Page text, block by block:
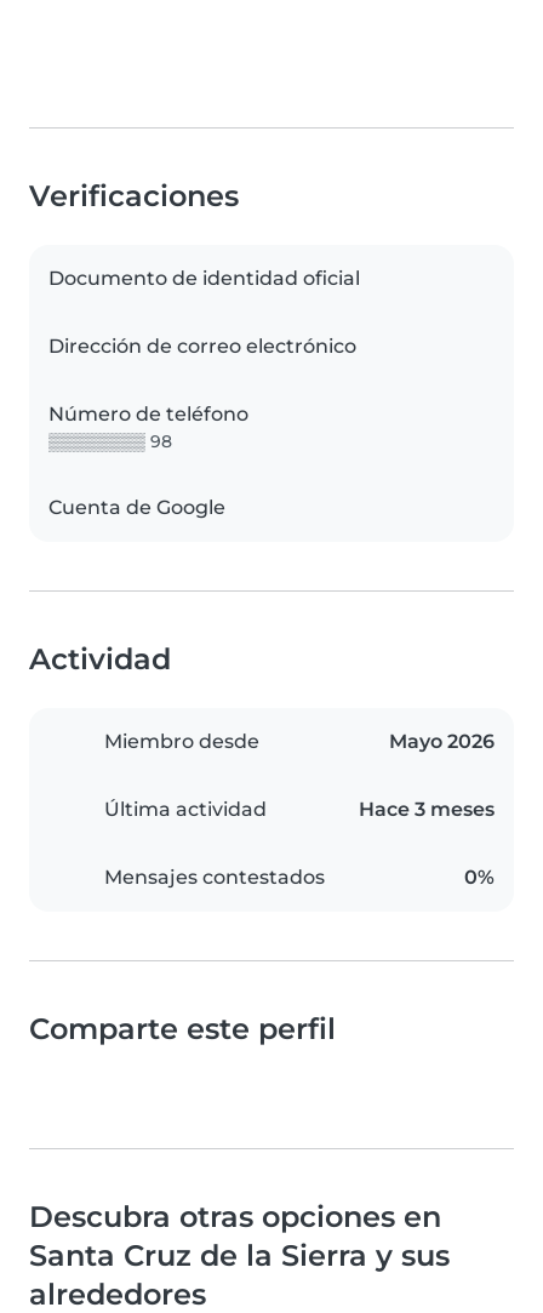
Verificaciones
Documento de identidad oficial
Dirección de correo electrónico
Número de teléfono
▒▒▒▒▒▒▒▒ 98
Cuenta de Google
Actividad
Miembro desde Mayo 2026
Última actividad Hace 3 meses
Mensajes contestados 0%
Comparte este perfil
Descubra otras opciones en
Santa Cruz de la Sierra y sus
alrededores